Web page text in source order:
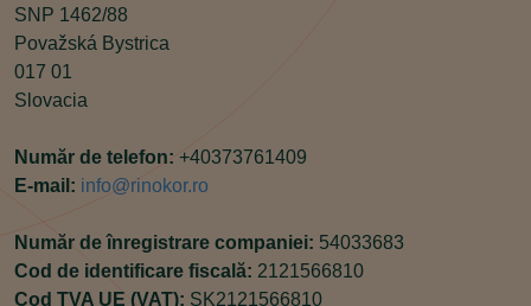
SNP 1462/88
Považská Bystrica
017 01
Slovacia
Număr de telefon: +40373761409
E-mail: info@rinokor.ro
Număr de înregistrare companiei: 54033683
Cod de identificare fiscală: 2121566810
Cod TVA UE (VAT): SK2121566810